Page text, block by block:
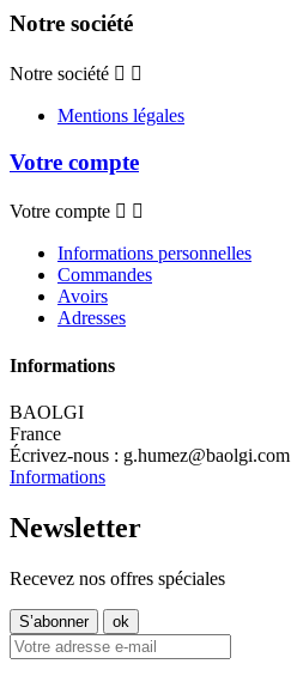
Notre société
Notre société  
Mentions légales
Votre compte
Votre compte  
Informations personnelles
Commandes
Avoirs
Adresses
Informations
BAOLGI
France
Écrivez-nous : g.humez@baolgi.com
Informations
Newsletter
Recevez nos offres spéciales